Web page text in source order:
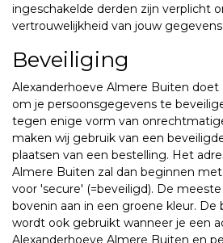
ingeschakelde derden zijn verplicht
vertrouwelijkheid van jouw
Beveiliging
Alexanderhoeve Almere Buiten doet
om je persoonsgegevens te
tegen enige vorm van
maken wij gebruik van een
plaatsen van een bestelling. Het
Almere Buiten zal dan beginnen
voor 'secure' (=beveiligd). De
bovenin aan in een groene kleur. De
wordt ook gebruikt wanneer je een
Alexanderhoeve Almere Buiten en